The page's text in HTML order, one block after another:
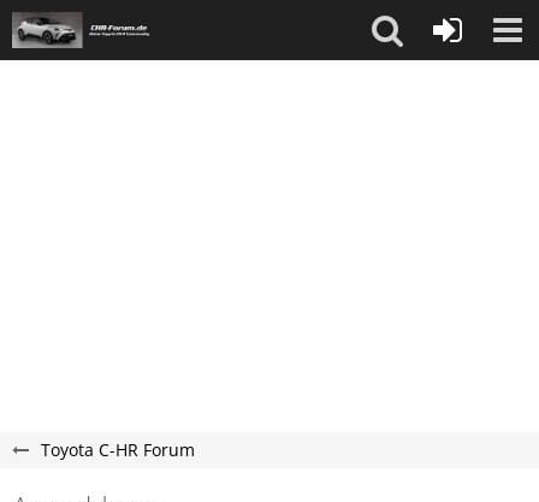
Toyota C-HR Forum